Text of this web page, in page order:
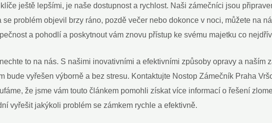
ještě lepšími, je naše dostupnost a rychlost. Naši zámečníci jsou
problém objevil brzy ráno, pozdě večer nebo dokonce v noci, můžete na
a pohodlí a poskytnout vám znovu přístup ke svému majetku co
to na nás. S našimi inovativními a efektivními způsoby opravy a naším
bude vyřešen výborně a bez stresu. Kontaktujte Nostop Zámečník Praha
že jsme vám touto článkem pomohli získat více informací o řešení
vyřešit jakýkoli problém se zámkem rychle a efektivně.